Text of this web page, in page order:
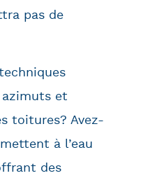
pas de
azimuts et
toitures? Avez-
à l’eau
des